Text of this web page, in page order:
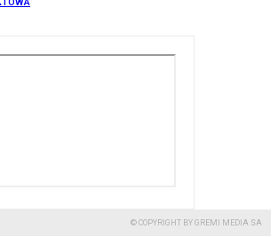
© COPYRIGHT BY GREMI MEDIA SA